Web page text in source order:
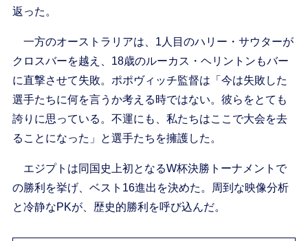
返った。
一方のオーストラリアは、1人目のハリー・サウターが
クロスバーを越え、18歳のルーカス・ヘリントンもバー
に直撃させて失敗。ポポヴィッチ監督は「今は失敗した
選手たちに何を言うか考える時ではない。彼らをとても
誇りに思っている。不運にも、私たちはここで大会を去
ることになった」と選手たちを擁護した。
エジプトは同国史上初となるW杯決勝トーナメントで
の勝利を挙げ、ベスト16進出を決めた。周到な映像分析
と冷静なPKが、歴史的勝利を呼び込んだ。